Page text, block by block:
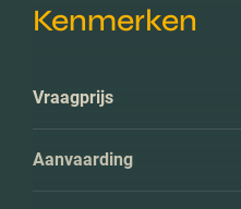
Kenmerken
Vraagprijs
Aanvaarding